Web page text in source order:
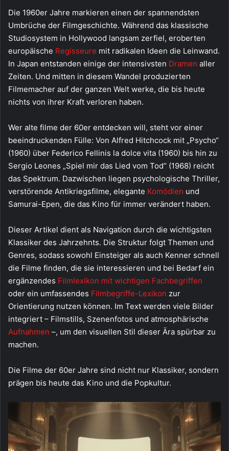
Die 1960er Jahre markieren einen der spannendsten
Umbrüche der Filmgeschichte. Während das klassische
Studiosystem in Hollywood langsam zerfiel, eroberten
europäische Regisseure mit radikalen Ideen die Leinwand.
In Japan entstanden einige der intensivsten Dramen aller
Zeiten. Und mitten in diesem Wandel produzierten
Filmemacher auf der ganzen Welt werke, die bis heute
nichts von ihrer Kraft verloren haben.
Wer alte filme der 60er entdecken will, steht vor einer
beeindruckenden Fülle: Von Alfred Hitchcock mit „Psycho“
(1960) über Federico Fellinis la dolce vita (1960) bis hin zu
Sergio Leones „Spiel mir das Lied vom Tod“ (1968) reicht
das Spektrum. Dazwischen liegen psychologische Thriller,
verstörende Antikriegsfilme, elegante Komödien und
Samurai-Epen, die das Kino für immer verändert haben.
Dieser Artikel dient als Navigation durch die wichtigsten
Klassiker des Jahrzehnts. Die Struktur folgt Themen und
Genres, sodass sowohl Einsteiger als auch Kenner schnell
die Filme finden, die sie interessieren und bei Bedarf ein
ergänzendes Filmlexikon mit wichtigen Fachbegriffen
oder ein umfassendes Filmbegriffe-Lexikon zur
Orientierung nutzen können. Im Text werden viele Bilder
integriert – Filmstills, Szenenfotos und atmosphärische
Aufnahmen –, um den visuellen Stil dieser Ära spürbar zu
machen.
Die Filme der 60er Jahre sind nicht nur Klassiker, sondern
prägen bis heute das Kino und die Popkultur.